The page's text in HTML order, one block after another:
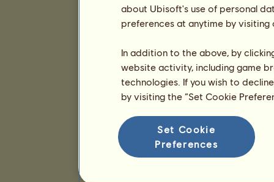
about Ubisoft's use of personal
preferences at anytime by
In addition to the above, by
website activity, including game
technologies. If you wish to
by visiting the “Set Cookie
Set Cookie
Preferences